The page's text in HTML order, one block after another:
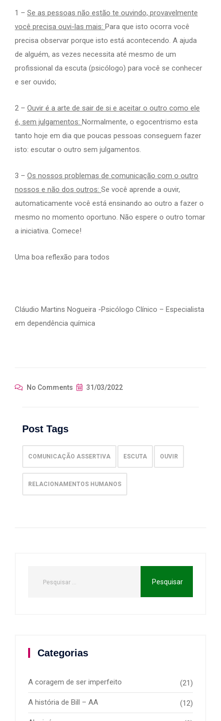
1 – Se as pessoas não estão te ouvindo, provavelmente
você precisa ouvi-las mais: Para que isto ocorra você
precisa observar porque isto está acontecendo. A ajuda
de alguém, as vezes necessita até mesmo de um
profissional da escuta (psicólogo) para você se conhecer
e ser ouvido;
2 – Ouvir é a arte de sair de si e aceitar o outro como ele
é, sem julgamentos: Normalmente, o egocentrismo esta
tanto hoje em dia que poucas pessoas conseguem fazer
isto: escutar o outro sem julgamentos.
3 – Os nossos problemas de comunicação com o outro
nossos e não dos outros: Se você aprende a ouvir,
automaticamente você está ensinando ao outro a fazer o
mesmo no momento oportuno. Não espere o outro tomar
a iniciativa. Comece!
Uma boa reflexão para todos
Cláudio Martins Nogueira -Psicólogo Clínico – Especialista
em dependência química
No Comments 31/03/2022
Post Tags
COMUNICAÇÃO ASSERTIVA ESCUTA OUVIR
RELACIONAMENTOS HUMANOS
Categorias
A coragem de ser imperfeito (21)
A história de Bill – AA (12)